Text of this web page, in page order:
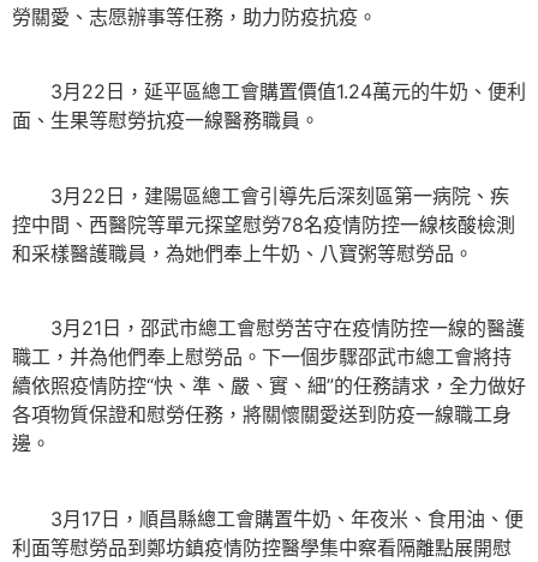
勞關愛、志愿辦事等任務，助力防疫抗疫。
3月22日，延平區總工會購置價值1.24萬元的牛奶、便利
面、生果等慰勞抗疫一線醫務職員。
3月22日，建陽區總工會引導先后深刻區第一病院、疾
控中間、西醫院等單元探望慰勞78名疫情防控一線核酸檢測
和采樣醫護職員，為她們奉上牛奶、八寶粥等慰勞品。
3月21日，邵武市總工會慰勞苦守在疫情防控一線的醫護
職工，并為他們奉上慰勞品。下一個步驟邵武市總工會將持
續依照疫情防控“快、準、嚴、實、細”的任務請求，全力做好
各項物質保證和慰勞任務，將關懷關愛送到防疫一線職工身
邊。
3月17日，順昌縣總工會購置牛奶、年夜米、食用油、便
利面等慰勞品到鄭坊鎮疫情防控醫學集中察看隔離點展開慰